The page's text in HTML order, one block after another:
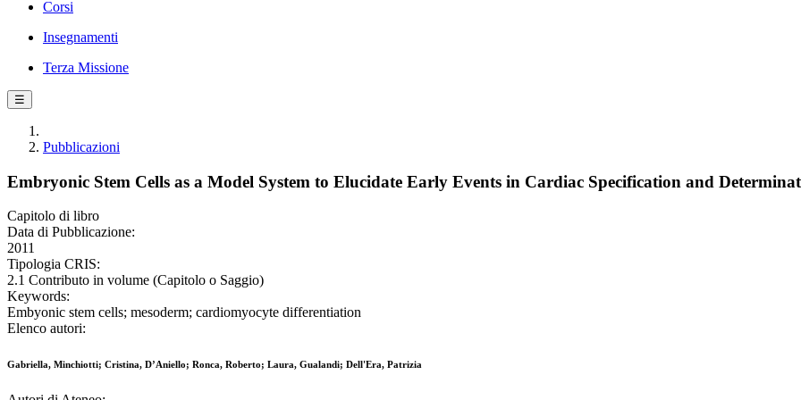
Corsi
Insegnamenti
Terza Missione
☰
Pubblicazioni
Embryonic Stem Cells as a Model System to Elucidate Early Events in Cardiac Specification and
Capitolo di libro
Data di Pubblicazione:
2011
Tipologia CRIS:
2.1 Contributo in volume (Capitolo o Saggio)
Keywords:
Embyonic stem cells; mesoderm; cardiomyocyte differentiation
Elenco autori:
Gabriella, Minchiotti; Cristina, D’Aniello; Ronca, Roberto; Laura, Gualandi; Dell'Era, Patrizia